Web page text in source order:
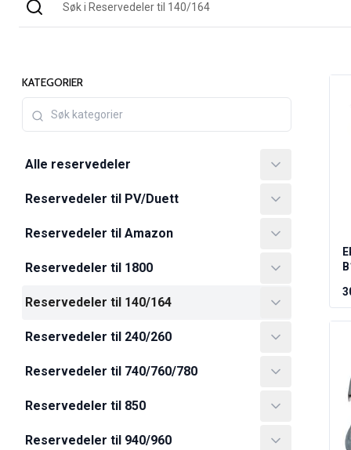
Amazon Forvogn
Amazon interiør
Øvrig Amazon
Amazon dekk/felg/navkapsler
Reservedeler til 1800
1800 Drivstoff/Avgassystem
1800 Kjølesystem
1800 Motordeler
1800 Kraftoverføring/Bakaksel
Varme/Friskluftsanlegg 1800 (1961–73)
1800 Dekk/Felg
Reservedeler til 140/164
140/164 Bremsesystem
140/164 Elsystem
KATEGORIER
Alle reservedeler
Reservedeler til PV/Duett
Reservedeler til Amazon
Reservedeler til 1800
Reservedeler til 140/164
Reservedeler til 240/260
Reservedeler til 740/760/780
Reservedeler til 850
Reservedeler til 940/960